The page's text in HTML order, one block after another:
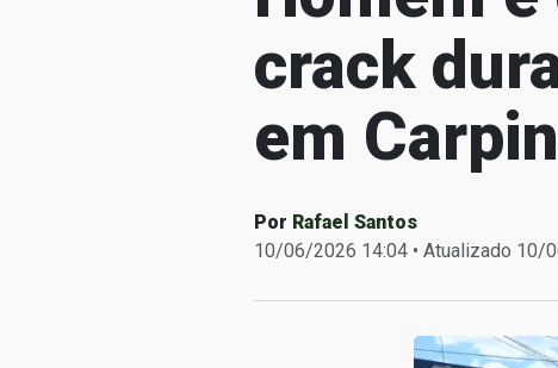
crack
em
Por Rafael Santos
10/06/2026 14:04 • Atualizado 10/